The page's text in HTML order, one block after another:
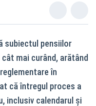
subiectul pensiilor
mai curând, arătând
în
că întregul proces a
inclusiv calendarul și